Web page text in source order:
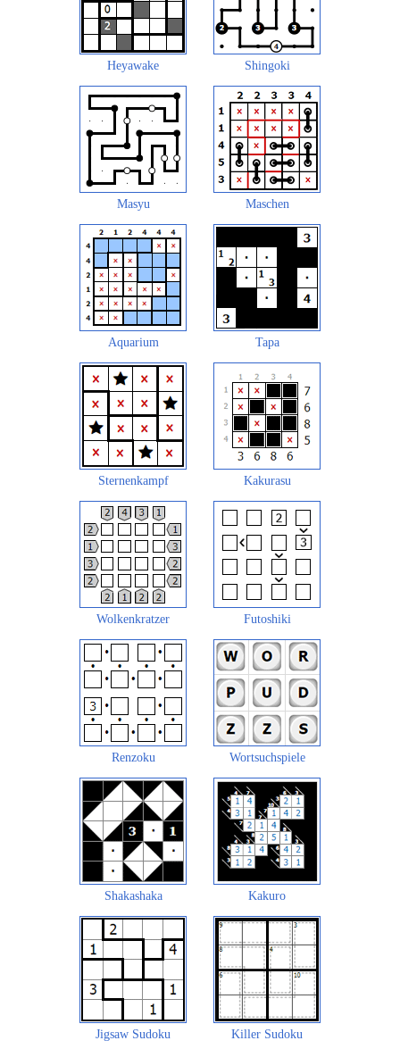
Heyawake Shingoki
Masyu Maschen
Aquarium Tapa
Sternenkampf Kakurasu
Wolkenkratzer Futoshiki
Renzoku Wortsuchspiele
Shakashaka Kakuro
Jigsaw Sudoku Killer Sudoku